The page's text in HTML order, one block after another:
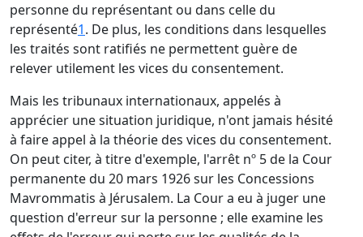
personne du représentant ou dans celle du
représenté1. De plus, les conditions dans lesquelles
les traités sont ratifiés ne permettent guère de
relever utilement les vices du consentement.
Mais les tribunaux internationaux, appelés à
apprécier une situation juridique, n'ont jamais hésité
à faire appel à la théorie des vices du consentement.
On peut citer, à titre d'exemple, l'arrêt nº 5 de la Cour
permanente du 20 mars 1926 sur les Concessions
Mavrommatis à Jérusalem. La Cour a eu à juger une
question d'erreur sur la personne ; elle examine les